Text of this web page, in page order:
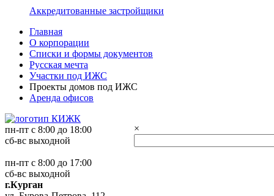
Аккредитованные застройщики
Главная
О корпорации
Списки и формы документов
Русская мечта
Участки под ИЖС
Проекты домов под ИЖС
Аренда офисов
×
пн-пт с 8:00 до 18:00
сб-вс выходной
пн-пт с 8:00 до 17:00
сб-вс выходной
г.Курган